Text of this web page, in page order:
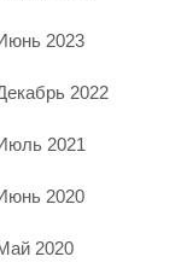
2023
2022
2021
2020
2020